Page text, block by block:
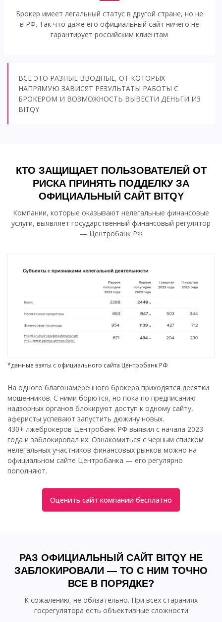
Брокер имеет легальный статус в другой стране, но не
в РФ. Так что даже его официальный сайт ничего не
гарантирует российским клиентам
ВСЕ ЭТО РАЗНЫЕ ВВОДНЫЕ, ОТ КОТОРЫХ
НАПРЯМУЮ ЗАВИСЯТ РЕЗУЛЬТАТЫ РАБОТЫ С
БРОКЕРОМ И ВОЗМОЖНОСТЬ ВЫВЕСТИ ДЕНЬГИ ИЗ
BITQY
КТО ЗАЩИЩАЕТ ПОЛЬЗОВАТЕЛЕЙ ОТ
РИСКА ПРИНЯТЬ ПОДДЕЛКУ ЗА
ОФИЦИАЛЬНЫЙ САЙТ BITQY
Компании, которые оказывают нелегальные финансовые
услуги, выявляет государственный финансовый регулятор
— Центробанк РФ
*данные взяты с официального сайта Центробанк РФ
На одного благонамеренного брокера приходятся десятки
мошенников. С ними борются, но пока по предписанию
надзорных органов блокируют доступ к одному сайту,
аферисты успевают запустить дюжину новых.
430+ лжеброкеров Центробанк РФ выявил с начала 2023
года и заблокировал их. Ознакомиться с черным списком
нелегальных участников финансовых рынков можно на
официальном сайте Центробанка — его регулярно
пополняют.
Оценить сайт компании бесплатно
РАЗ ОФИЦИАЛЬНЫЙ САЙТ BITQY НЕ
ЗАБЛОКИРОВАЛИ — ТО С НИМ ТОЧНО
ВСЕ В ПОРЯДКЕ?
К сожалению, не обязательно. При всех стараниях
госрегулятора есть объективные сложности